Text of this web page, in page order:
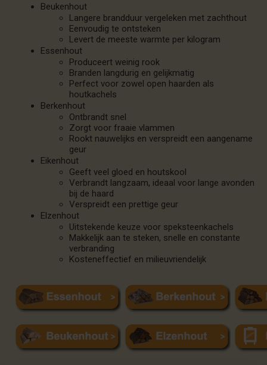
Beukenhout
Langere brandduur vergeleken met zachthout
Eenvoudig te ontsteken
Levert de meeste warmte per kilogram
Essenhout
Produceert weinig rook
Branden langdurig en gelijkmatig
Perfect voor zowel open haarden als
houtkachels
Berkenhout
Ontbrandt snel
Zorgt voor fraaie vlammen
Rookt nauwelijks en verspreidt een aangename
geur
Eikenhout
Geeft veel gloed en houtskool
Verbrandt langzaam, ideaal voor lange avonden
bij de haard
Verspreidt een prettige geur
Elzenhout
Uitstekende keuze voor speksteenkachels
Makkelijk aan te steken, snelle en constante
verbranding
Kosteneffectief en milieuvriendelijk